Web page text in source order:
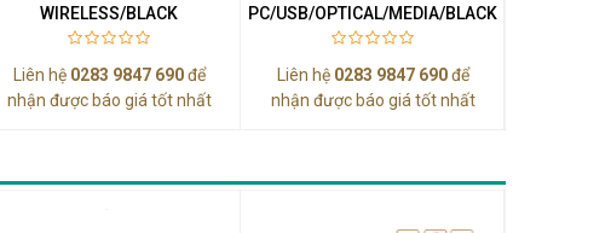
WIRELESS/BLACK
Liên hệ 0283 9847 690để
nhận được báo giá tốt nhất
PC/USB/OPTICAL/MEDIA/BLACK
Liên hệ 0283 9847 690để
nhận được báo giá tốt nhất